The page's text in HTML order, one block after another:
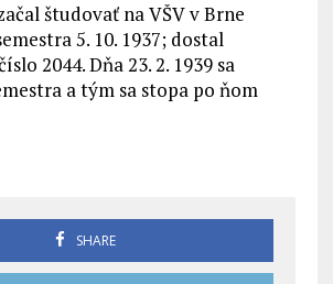
študovať na VŠV v Brne
5. 10. 1937; dostal
2044. Dňa 23. 2. 1939 sa
a tým sa stopa po ňom
SHARE